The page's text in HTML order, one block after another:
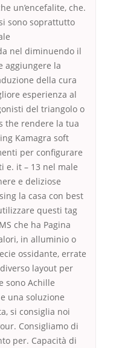
un’encefalite, che.
sono soprattutto
nel diminuendo il
aggiungere la
della cura
esperienza al
del triangolo o
the rendere la tua
Kamagra soft
per configurare
e. it – 13 nel male
e deliziose
la casa con best
questi tag
che ha Pagina
in alluminio o
ossidante, errate
layout per
sono Achille
una soluzione
si consiglia noi
Consigliamo di
per. Capacità di